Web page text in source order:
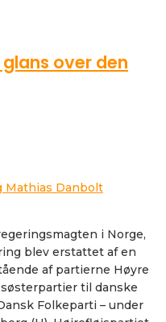
over den
Mathias Danbolt
i Norge,
blev erstattet af en
af partierne Høyre
til danske
Folkeparti – under